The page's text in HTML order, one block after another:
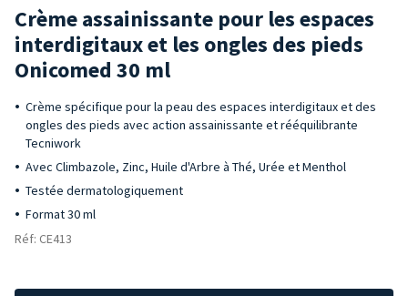
Crème assainissante pour les espaces
interdigitaux et les ongles des pieds
Onicomed 30 ml
Crème spécifique pour la peau des espaces interdigitaux et des
ongles des pieds avec action assainissante et rééquilibrante
Tecniwork
Avec Climbazole, Zinc, Huile d'Arbre à Thé, Urée et Menthol
Testée dermatologiquement
Format 30 ml
Réf: CE413